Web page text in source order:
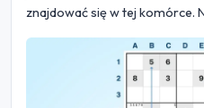
znajdować się w tej komórce.